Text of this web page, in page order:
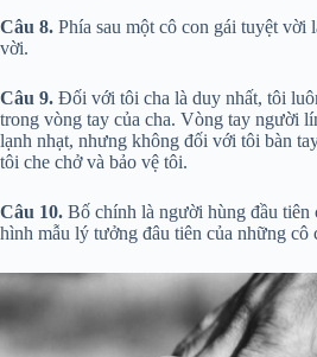
Câu 8. Phía sau một cô con gái tuyệt
vời.
Câu 9. Đối với tôi cha là duy nhất, tôi
trong vòng tay của cha. Vòng tay người
lạnh nhạt, nhưng không đối với tôi bàn
tôi che chở và bảo vệ tôi.
Câu 10. Bố chính là người hùng đầu tiên
hình mẫu lý tưởng đâu tiên của những cô